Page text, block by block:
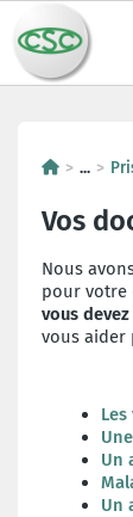
...
Vos
Nous
pour votre
vous
vous aider
Un
Un